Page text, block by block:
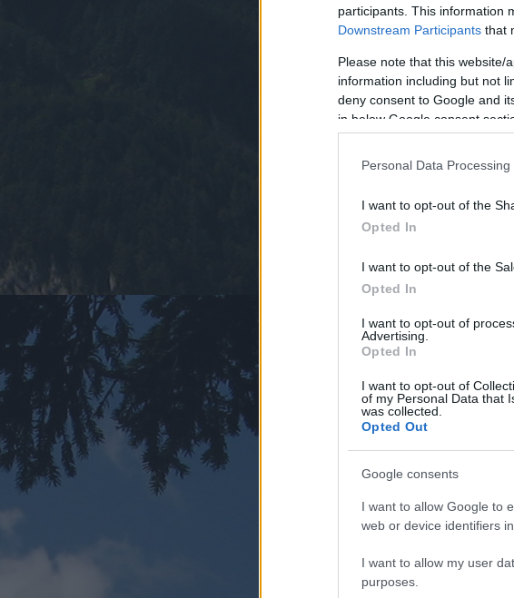
participants. This information
Downstream Participants that
Please note that this website/
information including but not
deny consent to Google and
in below Google consent
Personal Data
I want to opt-out of the
Opted In
I want to opt-out of the
Opted In
I want to opt-out of
Advertising.
Opted In
I want to opt-out of
of my Personal Data that
was collected.
Opted Out
Google consents
I want to allow Google to
web or device identifiers
I want to allow my user
purposes.